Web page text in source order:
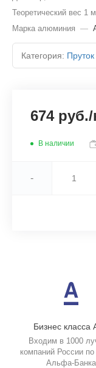
Теоретический вес 1
Марка алюминия —
Категория:
674 руб./
В наличии
-
Бизнес класса
Входим в 1000
компаний России по
Альфа-Банка